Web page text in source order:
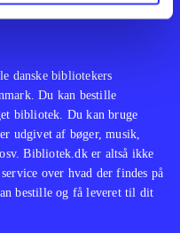
danske bibliotekers
Du kan bestille
bibliotek. Du kan bruge
udgivet af bøger, musik,
Bibliotek.dk er altså ikke
over hvad der findes på
bestille og få leveret til dit